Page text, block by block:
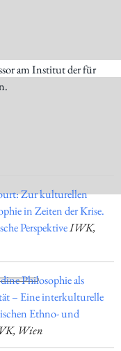
am Institut der für
Zur kulturellen
in Zeiten der Krise.
PerspektiveIWK,
Philosophie als
– Eine interkulturelle
Ethno- und
Wien